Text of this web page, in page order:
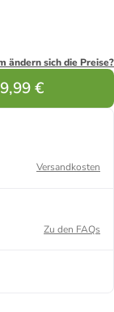
ändern sich die Preise?
€
Versandkosten
Zu den FAQs